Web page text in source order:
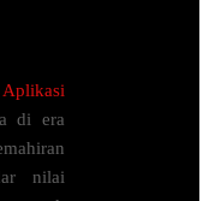
di era
nilai